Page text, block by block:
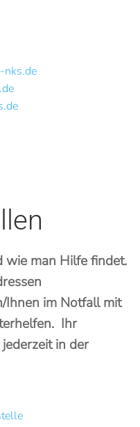
nks.de
wie man Hilfe findet.
Ihnen im Notfall mit
Ihr
in der